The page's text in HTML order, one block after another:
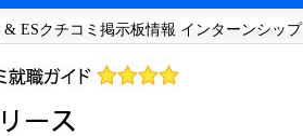
ESクチコミ掲示板情報 インターンシップ